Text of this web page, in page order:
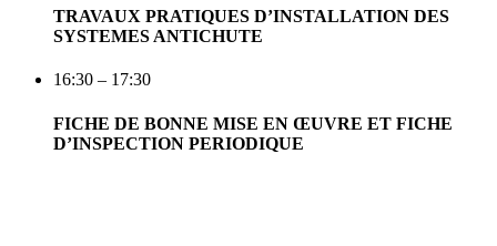
TRAVAUX PRATIQUES D’INSTALLATION DES
SYSTEMES ANTICHUTE
16:30 – 17:30
FICHE DE BONNE MISE EN ŒUVRE ET FICHE
D’INSPECTION PERIODIQUE